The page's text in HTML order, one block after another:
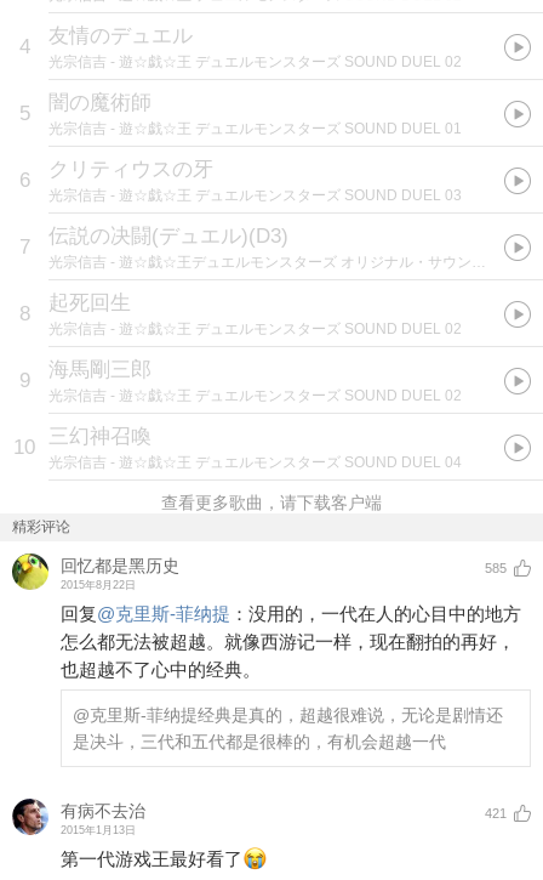
4 友情のデュエル
光宗信吉 - 遊☆戯☆王 デュエルモンスターズ SOUND DUEL 02
5 闇の魔術師
光宗信吉 - 遊☆戯☆王 デュエルモンスターズ SOUND DUEL 01
6 クリティウスの牙
光宗信吉 - 遊☆戯☆王 デュエルモンスターズ SOUND DUEL 03
7 伝説の决闘(デュエル)(D3)
光宗信吉 - 遊☆戯☆王デュエルモンスターズ オリジナル・サウンドトラック 決闘II
8 起死回生
光宗信吉 - 遊☆戯☆王 デュエルモンスターズ SOUND DUEL 02
9 海馬剛三郎
光宗信吉 - 遊☆戯☆王 デュエルモンスターズ SOUND DUEL 02
10 三幻神召喚
光宗信吉 - 遊☆戯☆王 デュエルモンスターズ SOUND DUEL 04
查看更多歌曲，请下载客户端
精彩评论
回忆都是黑历史
2015年8月22日
585
回复@克里斯-菲纳提 ： 没用的，一代在人的心目中的地方
怎么都无法被超越。就像西游记一样，现在翻拍的再好，
也超越不了心中的经典。
@克里斯-菲纳提经典是真的，超越很难说，无论是剧情还
是决斗，三代和五代都是很棒的，有机会超越一代
有病不去治
2015年1月13日
421
第一代游戏王最好看了